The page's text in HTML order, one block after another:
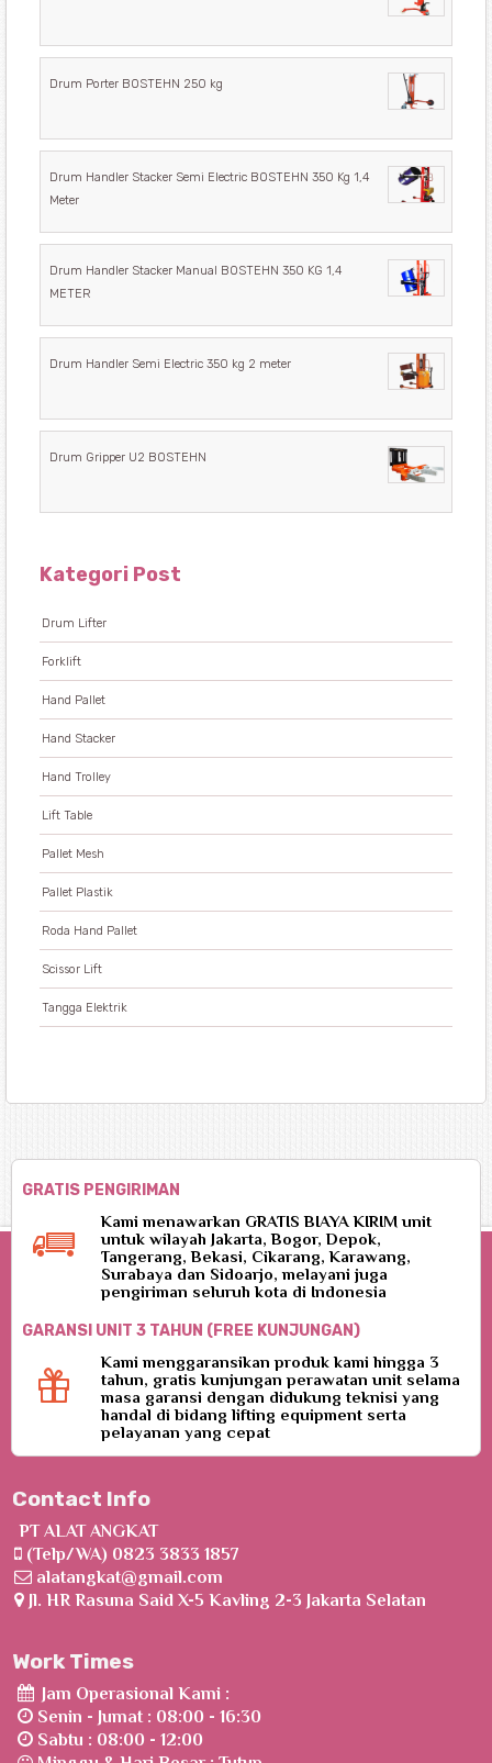
Drum Porter BOSTEHN 250 kg
Drum Handler Stacker Semi Electric BOSTEHN 350 Kg 1,4
Meter
Drum Handler Stacker Manual BOSTEHN 350 KG 1,4
METER
Drum Handler Semi Electric 350 kg 2 meter
Drum Gripper U2 BOSTEHN
Kategori Post
Drum Lifter
Forklift
Hand Pallet
Hand Stacker
Hand Trolley
Lift Table
Pallet Mesh
Pallet Plastik
Roda Hand Pallet
Scissor Lift
Tangga Elektrik
GRATIS PENGIRIMAN
Kami menawarkan GRATIS BIAYA KIRIM unit
untuk wilayah Jakarta, Bogor, Depok,
Tangerang, Bekasi, Cikarang, Karawang,
Surabaya dan Sidoarjo, melayani juga
pengiriman seluruh kota di Indonesia
GARANSI UNIT 3 TAHUN (FREE KUNJUNGAN)
Kami menggaransikan produk kami hingga 3
tahun, gratis kunjungan perawatan unit selama
masa garansi dengan didukung teknisi yang
handal di bidang lifting equipment serta
pelayanan yang cepat
Contact Info
PT ALAT ANGKAT
(Telp/WA) 0823 3833 1857
alatangkat@gmail.com
Jl. HR Rasuna Said X-5 Kavling 2-3 Jakarta Selatan
Work Times
Jam Operasional Kami :
Senin - Jumat : 08:00 - 16:30
Sabtu : 08:00 - 12:00